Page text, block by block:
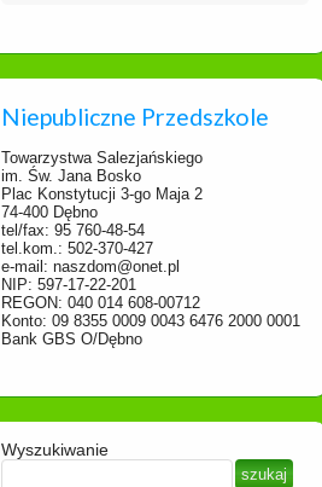
Niepubliczne Przedszkole
Towarzystwa Salezjańskiego
im. Św. Jana Bosko
Plac Konstytucji 3-go Maja 2
74-400 Dębno
tel/fax: 95 760-48-54
tel.kom.: 502-370-427
e-mail: naszdom@onet.pl
NIP: 597-17-22-201
REGON: 040 014 608-00712
Konto: 09 8355 0009 0043 6476 2000 0001
Bank GBS O/Dębno
Wyszukiwanie